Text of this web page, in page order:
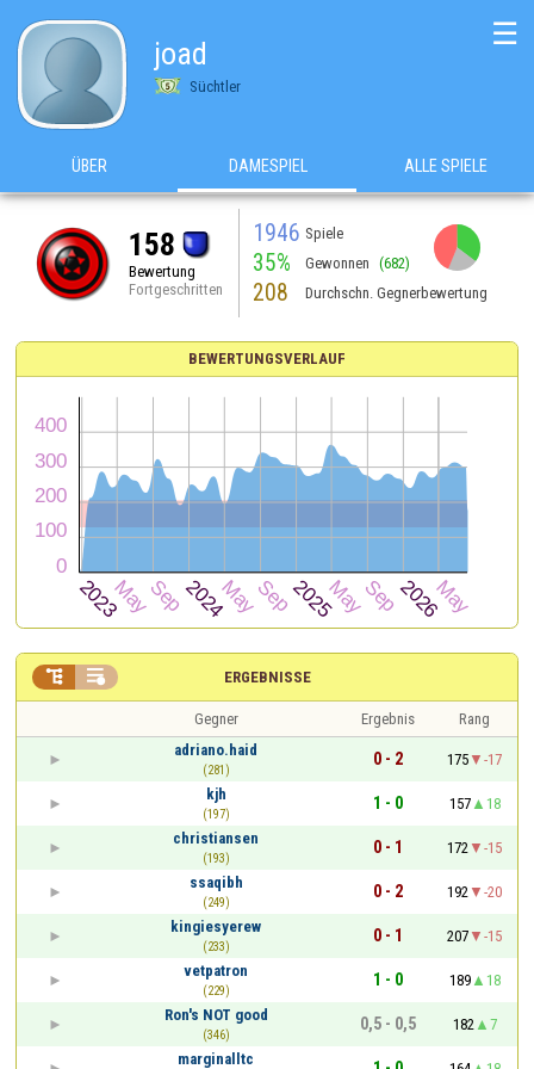
joad
Süchtler
☰
ÜBER DAMESPIEL ALLE SPIELE
158
Bewertung
Fortgeschritten
1946 Spiele
35% Gewonnen (682)
208 Durchschn. Gegnerbewertung
BEWERTUNGSVERLAUF
ERGEBNISSE
 
Gegner Ergebnis
Rang
adriano.haid
(281)
0 - 2 175
-17
kjh
(197)
1 - 0 157
18
christiansen
(193)
0 - 1 172
-15
ssaqibh
(249)
0 - 2 192
-20
kingiesyerew
(233)
0 - 1 207
-15
vetpatron
(229)
1 - 0 189
18
Ron's NOT good
(346)
0,5 - 0,5 182
7
marginalltc